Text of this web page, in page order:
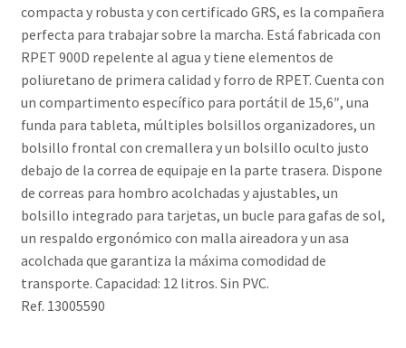
compacta y robusta y con certificado GRS, es la compañera
perfecta para trabajar sobre la marcha. Está fabricada con
RPET 900D repelente al agua y tiene elementos de
poliuretano de primera calidad y forro de RPET. Cuenta con
un compartimento específico para portátil de 15,6″, una
funda para tableta, múltiples bolsillos organizadores, un
bolsillo frontal con cremallera y un bolsillo oculto justo
debajo de la correa de equipaje en la parte trasera. Dispone
de correas para hombro acolchadas y ajustables, un
bolsillo integrado para tarjetas, un bucle para gafas de sol,
un respaldo ergonómico con malla aireadora y un asa
acolchada que garantiza la máxima comodidad de
transporte. Capacidad: 12 litros. Sin PVC.
Ref. 13005590